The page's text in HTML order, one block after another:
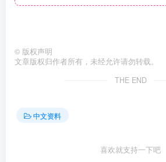
© 版权声明
文章版权归作者所有，未经允许请勿转载。
THE END
中文资料
喜欢就支持一下吧